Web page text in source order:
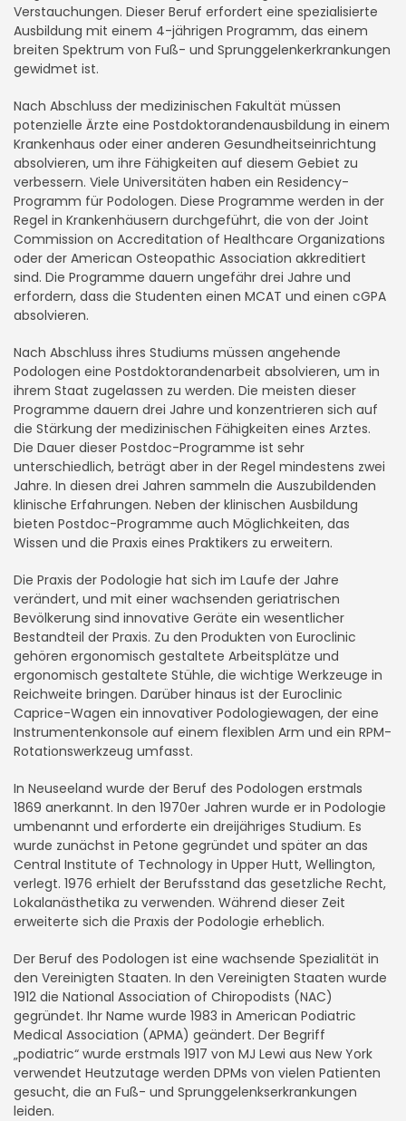
Verstauchungen. Dieser Beruf erfordert eine spezialisierte
Ausbildung mit einem 4-jährigen Programm, das einem
breiten Spektrum von Fuß- und Sprunggelenkerkrankungen
gewidmet ist.
Nach Abschluss der medizinischen Fakultät müssen
potenzielle Ärzte eine Postdoktorandenausbildung in einem
Krankenhaus oder einer anderen Gesundheitseinrichtung
absolvieren, um ihre Fähigkeiten auf diesem Gebiet zu
verbessern. Viele Universitäten haben ein Residency-
Programm für Podologen. Diese Programme werden in der
Regel in Krankenhäusern durchgeführt, die von der Joint
Commission on Accreditation of Healthcare Organizations
oder der American Osteopathic Association akkreditiert
sind. Die Programme dauern ungefähr drei Jahre und
erfordern, dass die Studenten einen MCAT und einen cGPA
absolvieren.
Nach Abschluss ihres Studiums müssen angehende
Podologen eine Postdoktorandenarbeit absolvieren, um in
ihrem Staat zugelassen zu werden. Die meisten dieser
Programme dauern drei Jahre und konzentrieren sich auf
die Stärkung der medizinischen Fähigkeiten eines Arztes.
Die Dauer dieser Postdoc-Programme ist sehr
unterschiedlich, beträgt aber in der Regel mindestens zwei
Jahre. In diesen drei Jahren sammeln die Auszubildenden
klinische Erfahrungen. Neben der klinischen Ausbildung
bieten Postdoc-Programme auch Möglichkeiten, das
Wissen und die Praxis eines Praktikers zu erweitern.
Die Praxis der Podologie hat sich im Laufe der Jahre
verändert, und mit einer wachsenden geriatrischen
Bevölkerung sind innovative Geräte ein wesentlicher
Bestandteil der Praxis. Zu den Produkten von Euroclinic
gehören ergonomisch gestaltete Arbeitsplätze und
ergonomisch gestaltete Stühle, die wichtige Werkzeuge in
Reichweite bringen. Darüber hinaus ist der Euroclinic
Caprice-Wagen ein innovativer Podologiewagen, der eine
Instrumentenkonsole auf einem flexiblen Arm und ein RPM-
Rotationswerkzeug umfasst.
In Neuseeland wurde der Beruf des Podologen erstmals
1869 anerkannt. In den 1970er Jahren wurde er in Podologie
umbenannt und erforderte ein dreijähriges Studium. Es
wurde zunächst in Petone gegründet und später an das
Central Institute of Technology in Upper Hutt, Wellington,
verlegt. 1976 erhielt der Berufsstand das gesetzliche Recht,
Lokalanästhetika zu verwenden. Während dieser Zeit
erweiterte sich die Praxis der Podologie erheblich.
Der Beruf des Podologen ist eine wachsende Spezialität in
den Vereinigten Staaten. In den Vereinigten Staaten wurde
1912 die National Association of Chiropodists (NAC)
gegründet. Ihr Name wurde 1983 in American Podiatric
Medical Association (APMA) geändert. Der Begriff
„podiatric“ wurde erstmals 1917 von MJ Lewi aus New York
verwendet Heutzutage werden DPMs von vielen Patienten
gesucht, die an Fuß- und Sprunggelenkserkrankungen
leiden.